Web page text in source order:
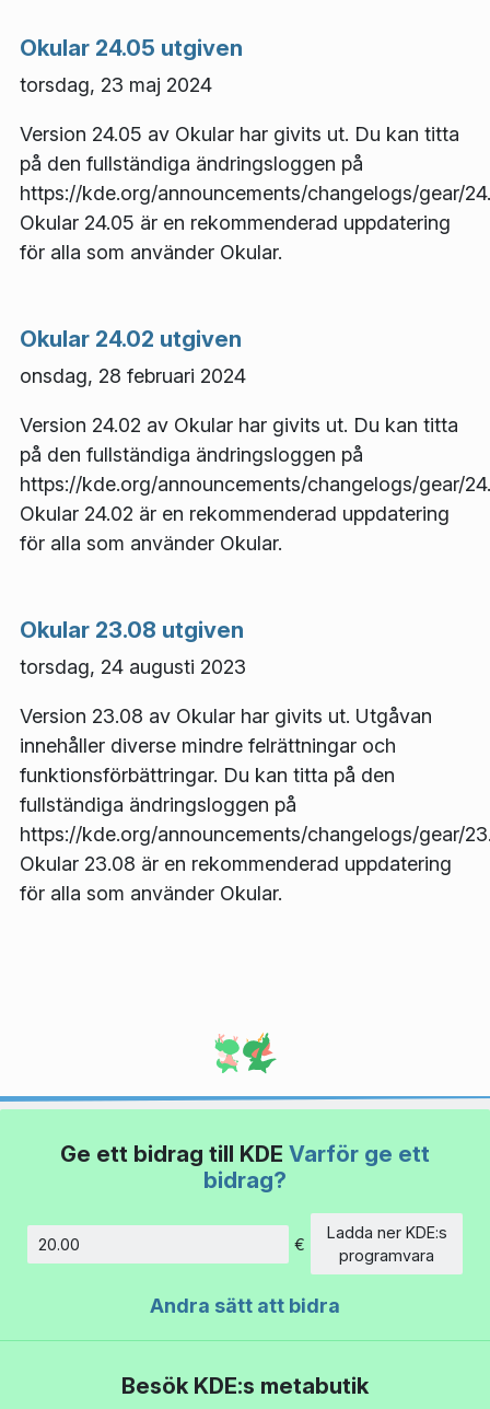
Okular 24.05 utgiven
torsdag, 23 maj 2024
Version 24.05 av Okular har givits ut. Du kan titta
på den fullständiga ändringsloggen på
https://kde.org/announcements/changelogs/gear/
Okular 24.05 är en rekommenderad uppdatering
för alla som använder Okular.
Okular 24.02 utgiven
onsdag, 28 februari 2024
Version 24.02 av Okular har givits ut. Du kan titta
på den fullständiga ändringsloggen på
https://kde.org/announcements/changelogs/gear/
Okular 24.02 är en rekommenderad uppdatering
för alla som använder Okular.
Okular 23.08 utgiven
torsdag, 24 augusti 2023
Version 23.08 av Okular har givits ut. Utgåvan
innehåller diverse mindre felrättningar och
funktionsförbättringar. Du kan titta på den
fullständiga ändringsloggen på
https://kde.org/announcements/changelogs/gear/
Okular 23.08 är en rekommenderad uppdatering
för alla som använder Okular.
Ge ett bidrag till KDE Varför ge ett
bidrag?
€
Ladda ner KDE:s
programvara
Andra sätt att bidra
Besök KDE:s metabutik